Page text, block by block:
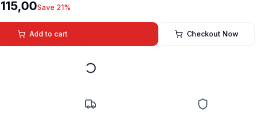
Save 21%
Add to cart Checkout Now